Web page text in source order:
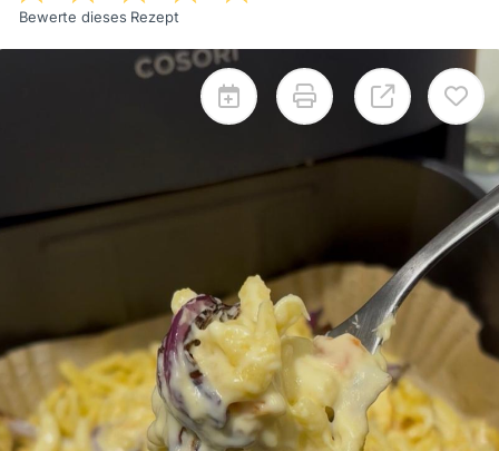
Bewerte dieses Rezept